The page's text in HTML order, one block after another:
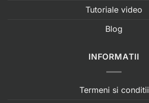
Tutoriale video
Blog
INFORMATII
Termeni si conditii